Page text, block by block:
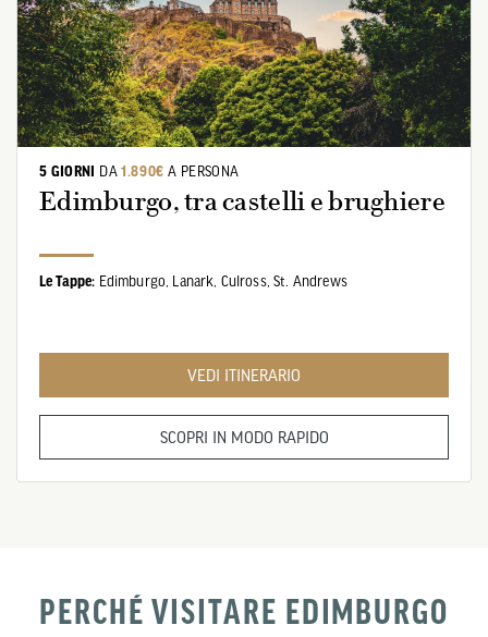
5 GIORNI DA1.890€ A PERSONA
Edimburgo, tra castelli e brughiere
Le Tappe: Edimburgo, Lanark, Culross, St. Andrews
VEDI ITINERARIO
SCOPRI IN MODO RAPIDO
PERCHÉ VISITARE EDIMBURGO